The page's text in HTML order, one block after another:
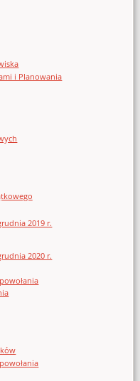
i Planowania
2019 r.
2020 r.